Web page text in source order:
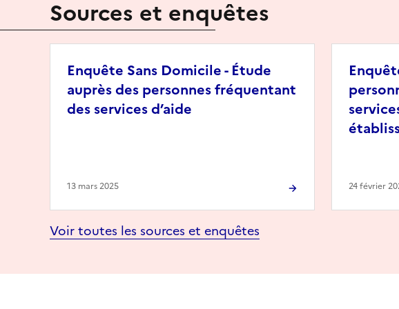
Sources et enquêtes
Enquête Sans Domicile - Étude
auprès des personnes fréquentant
des services d’aide
13 mars 2025 24 février
Voir toutes les sources et enquêtes